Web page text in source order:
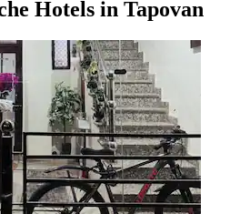
Hotels in Tapovan